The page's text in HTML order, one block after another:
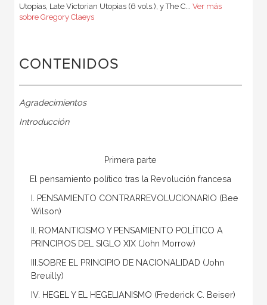
Utopias, Late Victorian Utopias (6 vols.), y The C... Ver más
sobre Gregory Claeys
CONTENIDOS
Agradecimientos
Introducción
Primera parte
El pensamiento político tras la Revolución francesa
I. PENSAMIENTO CONTRARREVOLUCIONARIO (Bee
Wilson)
II. ROMANTICISMO Y PENSAMIENTO POLÍTICO A
PRINCIPIOS DEL SIGLO XIX (John Morrow)
III.SOBRE EL PRINCIPIO DE NACIONALIDAD (John
Breuilly)
IV. HEGEL Y EL HEGELIANISMO (Frederick C. Beiser)